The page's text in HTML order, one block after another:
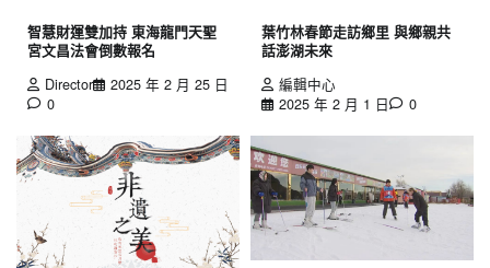
智慧財運雙加持 東海龍門天聖
宮文昌法會倒數報名
Director
2025 年 2 月 25 日
0
葉竹林春節走訪鄉里 與鄉親共
話澎湖未來
編輯中心
2025 年 2 月 1 日
0